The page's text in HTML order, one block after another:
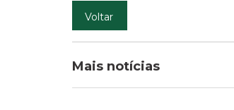
Voltar
Mais notícias